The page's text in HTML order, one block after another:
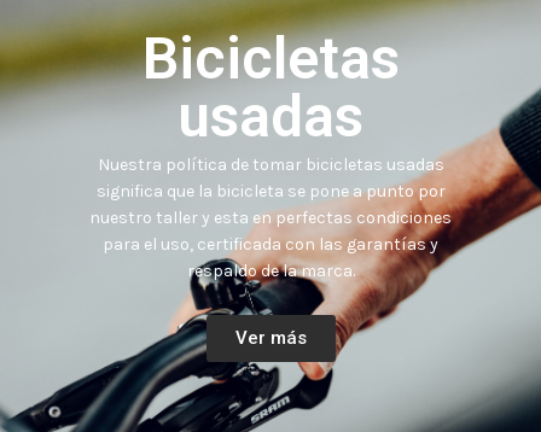
Bicicletas
usadas
Nuestra política de tomar bicicletas usadas
significa que la bicicleta se pone a punto por
nuestro taller y esta en perfectas condiciones
para el uso, certificada con las garantías y
respaldo de la marca.
Ver más